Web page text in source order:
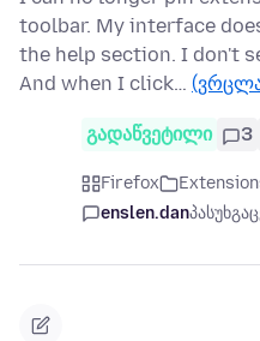
toolbar. My interface
the help section. I don't
And when I click…
გადაწვეტილი 3
Firefox
enslen.dan